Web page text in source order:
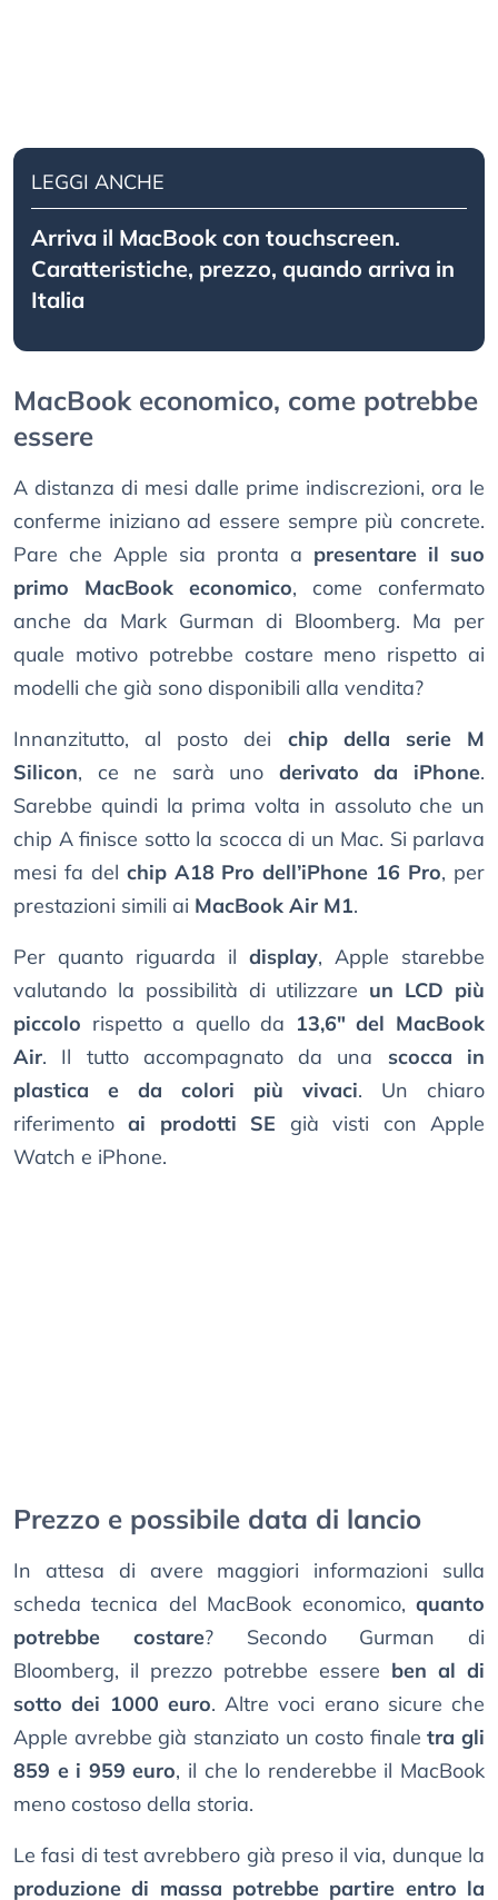
LEGGI ANCHE
Arriva il MacBook con touchscreen.
Caratteristiche, prezzo, quando arriva in
Italia
MacBook economico, come potrebbe
essere
A distanza di mesi dalle prime indiscrezioni, ora le
conferme iniziano ad essere sempre più concrete.
Pare che Apple sia pronta a presentare il suo
primo MacBook economico, come confermato
anche da Mark Gurman di Bloomberg. Ma per
quale motivo potrebbe costare meno rispetto ai
modelli che già sono disponibili alla vendita?
Innanzitutto, al posto dei chip della serie M
Silicon, ce ne sarà uno derivato da iPhone.
Sarebbe quindi la prima volta in assoluto che un
chip A finisce sotto la scocca di un Mac. Si parlava
mesi fa del chip A18 Pro dell’iPhone 16 Pro, per
prestazioni simili ai MacBook Air M1.
Per quanto riguarda il display, Apple starebbe
valutando la possibilità di utilizzare un LCD più
piccolo rispetto a quello da 13,6" del MacBook
Air. Il tutto accompagnato da una scocca in
plastica e da colori più vivaci. Un chiaro
riferimentoai prodotti SE già visti con Apple
Watch e iPhone.
Prezzo e possibile data di lancio
In attesa di avere maggiori informazioni sulla
scheda tecnica del MacBook economico, quanto
potrebbe costare? Secondo Gurman di
Bloomberg, il prezzo potrebbe essere ben al di
sotto dei 1000 euro. Altre voci erano sicure che
Apple avrebbe già stanziato un costo finaletra gli
859 e i 959 euro, il che lo renderebbe il MacBook
meno costoso della storia.
Le fasi di test avrebbero già preso il via, dunque la
produzione di massa potrebbe partire entro la